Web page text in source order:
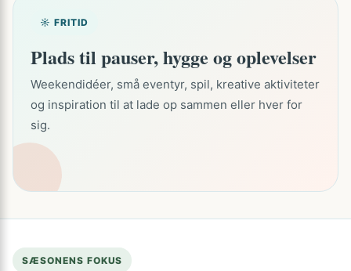
☼ FRITID
Plads til pauser, hygge og oplevelser
Weekendidéer, små eventyr, spil, kreative aktiviteter
og inspiration til at lade op sammen eller hver for
sig.
SÆSONENS FOKUS